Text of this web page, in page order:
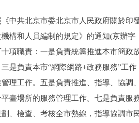
共北京市委北京市人民政府關於印發
構和人員編制的規定》的通知(京辦
項職責：一是負責統籌推進本市簡政
是負責本市“網際網路+政務服務”工
管理工作。五是負責推進、指導、協
臺場所的服務管理工作。七是負責服
、檢查、考核全市熱線，指導協調市